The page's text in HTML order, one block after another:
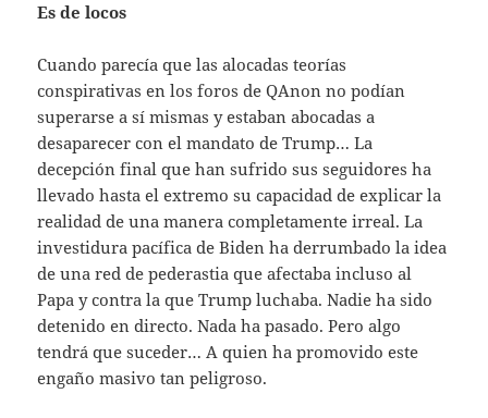
Es de locos
Cuando parecía que las alocadas teorías
conspirativas en los foros de QAnon no podían
superarse a sí mismas y estaban abocadas a
desaparecer con el mandato de Trump… La
decepción final que han sufrido sus seguidores ha
llevado hasta el extremo su capacidad de explicar la
realidad de una manera completamente irreal. La
investidura pacífica de Biden ha derrumbado la idea
de una red de pederastia que afectaba incluso al
Papa y contra la que Trump luchaba. Nadie ha sido
detenido en directo. Nada ha pasado. Pero algo
tendrá que suceder… A quien ha promovido este
engaño masivo tan peligroso.